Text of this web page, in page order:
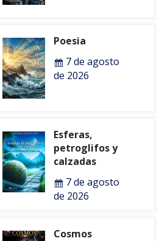
Poesia
7 de agosto
de 2026
Esferas,
petroglifos y
calzadas
7 de agosto
de 2026
Cosmos